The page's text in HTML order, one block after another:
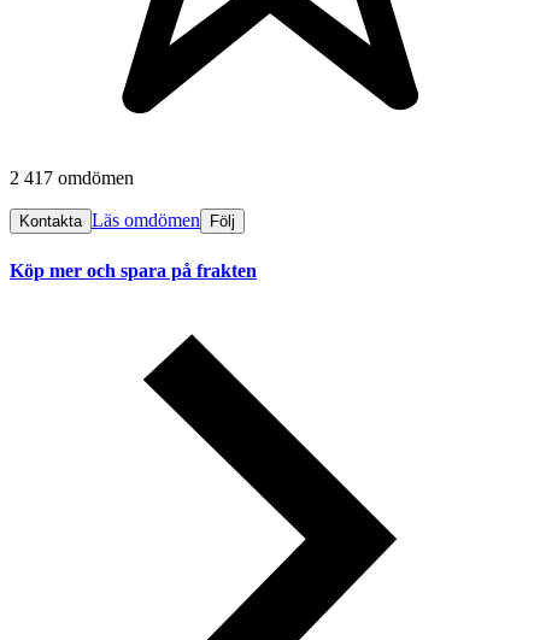
2 417 omdömen
Kontakta Läs omdömen Följ
Köp mer och spara på frakten